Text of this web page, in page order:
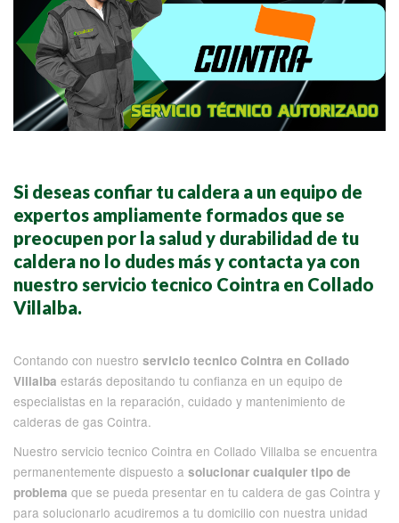
Si deseas confiar tu caldera a un equipo de
expertos ampliamente formados que se
preocupen por la salud y durabilidad de tu
caldera no lo dudes más y contacta ya con
nuestro servicio tecnico Cointra en Collado
Villalba.
Contando con nuestro servicio tecnico Cointra en Collado
Villalba estarás depositando tu confianza en un equipo de
especialistas en la reparación, cuidado y mantenimiento de
calderas de gas Cointra.
Nuestro servicio tecnico Cointra en Collado Villalba se encuentra
permanentemente dispuesto a solucionar cualquier tipo de
problema que se pueda presentar en tu caldera de gas Cointra y
para solucionarlo acudiremos a tu domicilio con nuestra unidad